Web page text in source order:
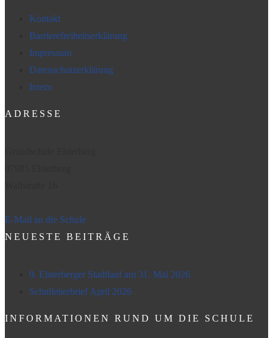
Kontakt
Barrierefreiheitserklärung
Impressum
Datenschutzerklärung
Intern
ADRESSE
E-Mail an die Schule
NEUESTE BEITRÄGE
9. Elsterberger Stadtlauf am 31. Mai 2026
Schulleiterbrief April 2026
INFORMATIONEN RUND UM DIE SCHULE